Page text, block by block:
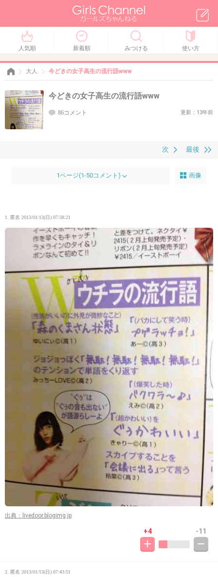
人気順 新着順 みつける 使い方
大人 今どきの女子高生の流行語www
今どきの女子高生の流行語www
86コメント 更新：13年前
最後
次
1ページ(1-50コメント) 画像
1. 匿名 2013/01/13(日) 07:38:21
出典：livedoor.blogimg.jp
+4 -11
2. 匿名 2013/01/13(日) 07:43:51